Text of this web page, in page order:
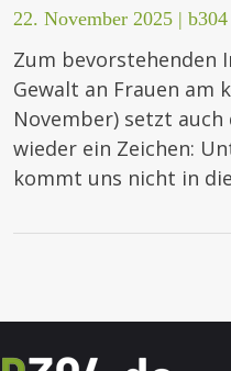
22. November 2025 | b304
Zum bevorstehenden
Gewalt an Frauen am
November) setzt
wieder ein Zeichen:
kommt uns nicht in